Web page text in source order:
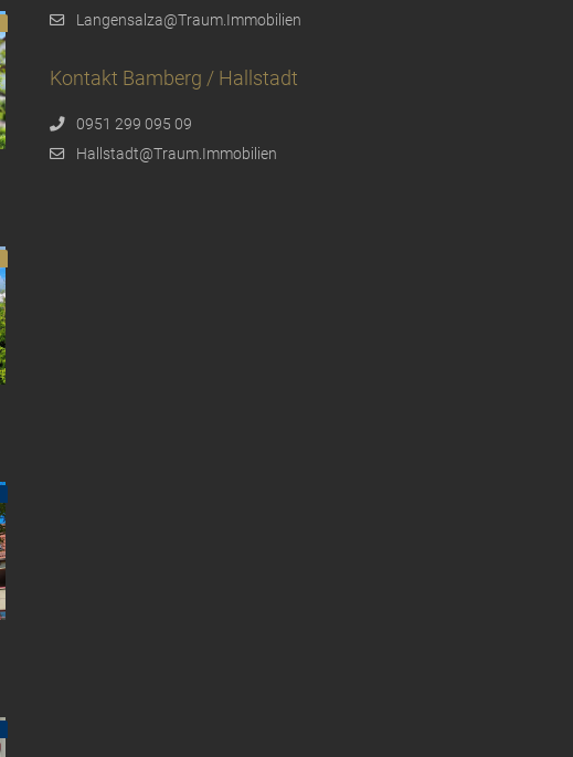
Langensalza@Traum.Immobilien
Kontakt Bamberg / Hallstadt
0951 299 095 09
Hallstadt@Traum.Immobilien